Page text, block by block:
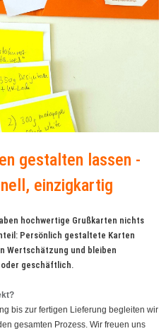
gestalten lassen -
einzigkartig
hochwertige Grußkarten nichts
Persönlich gestaltete Karten
Wertschätzung und bleiben
geschäftlich.
bis zur fertigen Lieferung begleiten wir
gesamten Prozess. Wir freuen uns